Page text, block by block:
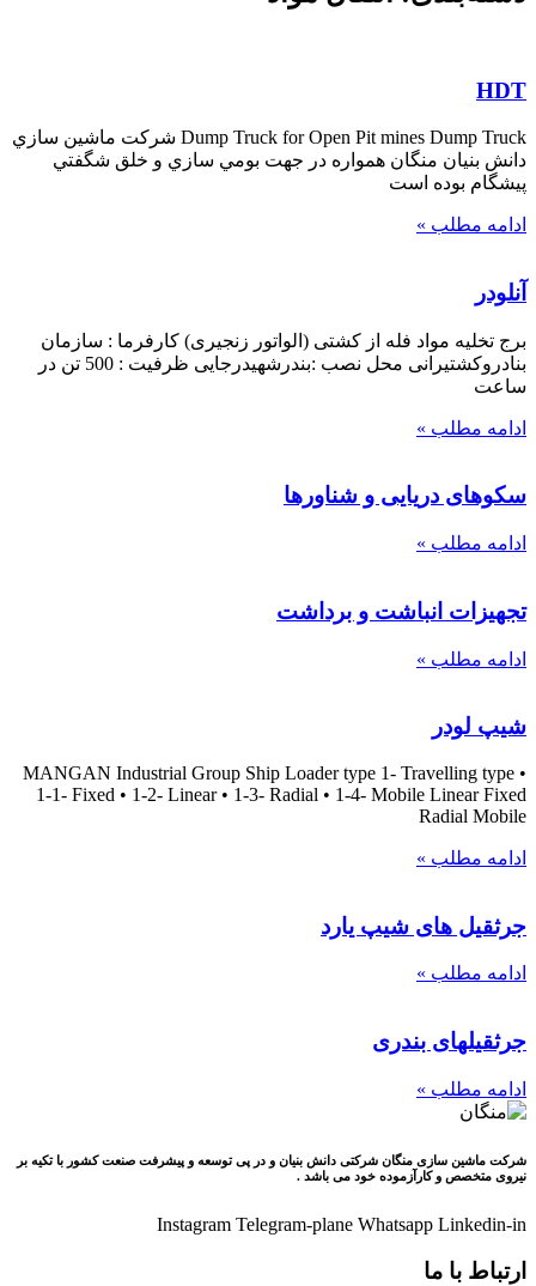
HDT
Dump Truck for Open Pit mines Dump Truck شركت ماشين سازي
دانش بنيان منگان همواره در جهت بومي سازي و خلق شگفتي
پيشگام بوده است
ادامه مطلب »
آنلودر
برج تخليه مواد فله از كشتی (الواتور زنجيری) کارفرما : سازمان
بنادروکشتيرانی محل نصب :بندرشهيدرجایی ظرفيت : 500 تن در
ساعت
ادامه مطلب »
سكوهای دريايی و شناورها
ادامه مطلب »
تجهيزات انباشت و برداشت
ادامه مطلب »
شيپ لودر
MANGAN Industrial Group Ship Loader type 1- Travelling type •
1-1- Fixed • 1-2- Linear • 1-3- Radial • 1-4- Mobile Linear Fixed
Radial Mobile
ادامه مطلب »
جرثقيل های شيپ يارد
ادامه مطلب »
جرثقيلهای بندری
ادامه مطلب »
شرکت ماشین سازی منگان شرکتی دانش بنیان و در پی توسعه و پیشرفت صنعت کشور با تکیه بر
نیروی متخصص و کارآزموده خود می باشد .
Instagram Telegram-plane Whatsapp Linkedin-in
ارتباط با ما